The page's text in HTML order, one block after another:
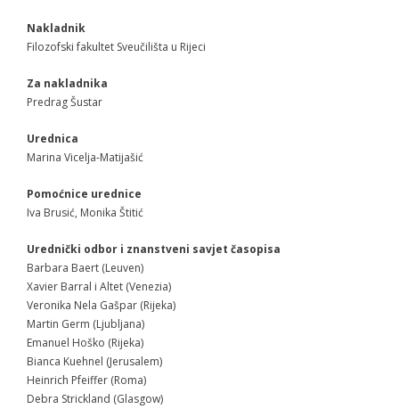
- O Centru
- Organizacija
- - Suradnici
- Newsletter
SKUP
- Skup 2007
- - Organizatori 2007
- - Sudionici 2007
- - Program 2007
Nakladnik
Filozofski fakultet Sveučilišta u Rijeci
Za nakladnika
Predrag Šustar
Urednica
Marina Vicelja-Matijašić
Pomoćnice urednice
Iva Brusić, Monika Štitić
Urednički odbor i znanstveni savjet časopisa
Barbara Baert (Leuven)
Xavier Barral i Altet (Venezia)
Veronika Nela Gašpar (Rijeka)
Martin Germ (Ljubljana)
Emanuel Hoško (Rijeka)
Bianca Kuehnel (Jerusalem)
Heinrich Pfeiffer (Roma)
Debra Strickland (Glasgow)